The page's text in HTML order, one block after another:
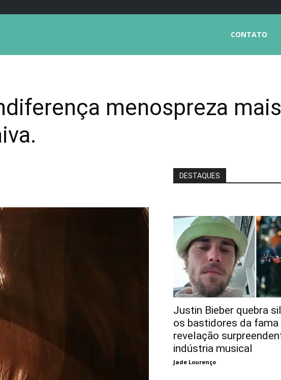
CONTATO
menospreza
DESTAQUES
Justin Bieber quebra
os bastidores da fama
revelação
indústria musical
Jade Lourenço